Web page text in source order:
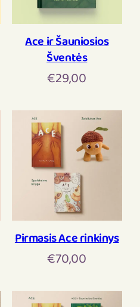
Ace ir Šauniosios
Šventės
€29,00
Pirmasis Ace rinkinys
€70,00